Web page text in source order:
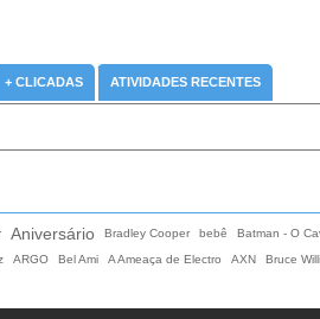
+ CLICADAS ATIVIDADES RECENTES
Aniversário Bradley Cooper bebê Batman - O
ARGO Bel Ami A Ameaça de Electro AXN Bruce